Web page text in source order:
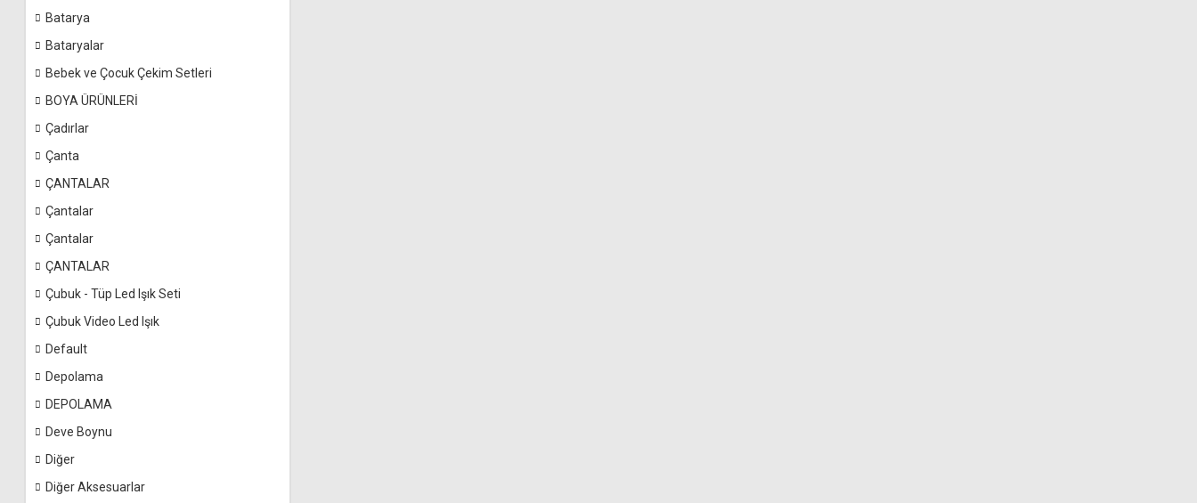
Batarya
Bataryalar
Bebek ve Çocuk Çekim Setleri
BOYA ÜRÜNLERİ
Çadırlar
Çanta
ÇANTALAR
Çantalar
Çantalar
ÇANTALAR
Çubuk - Tüp Led Işık Seti
Çubuk Video Led Işık
Default
Depolama
DEPOLAMA
Deve Boynu
Diğer
Diğer Aksesuarlar